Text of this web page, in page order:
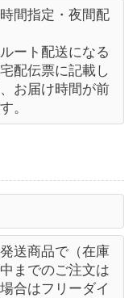
間指定・夜間配
ート配送になる
配伝票に記載し
お届け時間が前
。
送商品で（在庫
までのご注文は
合はフリーダイ